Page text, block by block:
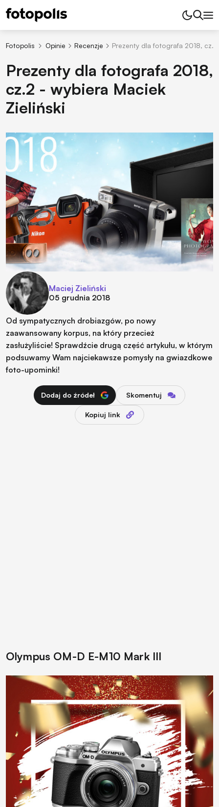
Fotopolis Opinie Recenzje Prezenty dla fotografa 2018,
Prezenty dla fotografa 2018,
cz.2 - wybiera Maciek
Zieliński
Maciej Zieliński
05 grudnia 2018
Od sympatycznych drobiazgów, po nowy
zaawansowany korpus, na który przecież
zasłużyliście! Sprawdźcie drugą część artykułu, w którym
podsuwamy Wam najciekawsze pomysły na gwiazdkowe
foto-upominki!
Dodaj do źródeł Skomentuj
Kopiuj link
Olympus OM-D E-M10 Mark III